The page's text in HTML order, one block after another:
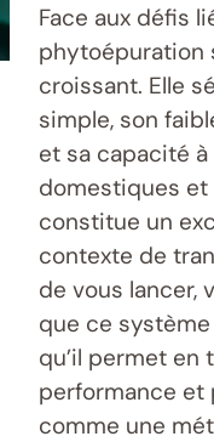
Face aux défis
phytoépuration
croissant. Elle
simple, son
et sa capacité à
domestiques
constitue un
contexte de
de vous lancer,
que ce
qu’il permet en
performance et
comme une